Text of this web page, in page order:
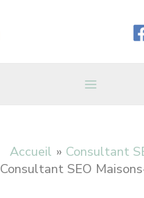
Accueil
Consultant
Consultant SEO